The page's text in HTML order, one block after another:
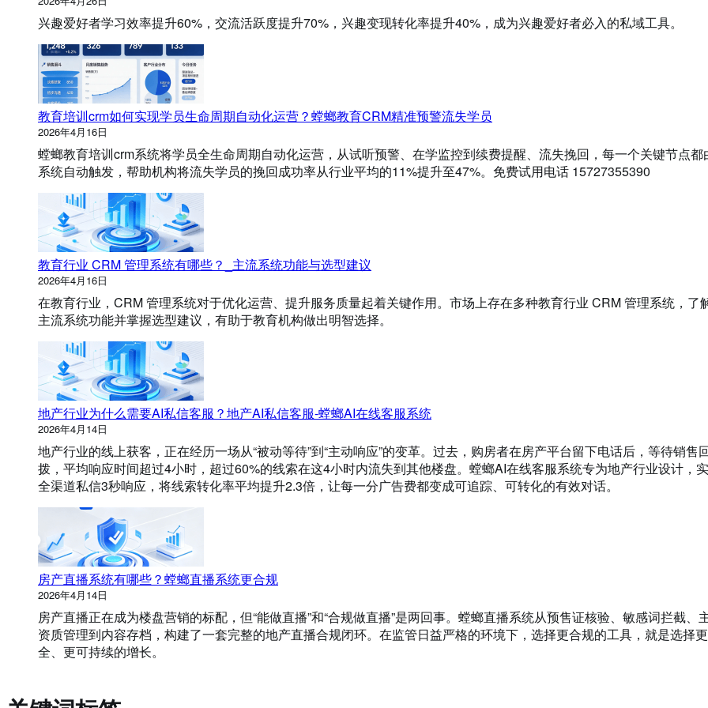
系
统
有
哪
些
功
？
兴趣爱好者学习效率提升60%，交流活跃度提升70%，兴趣变现转化率提升40%，成为兴趣爱好者必入的私域工具。
教育培训crm如何实现学员生命周期自动化运营？螳螂教育CRM精准预警流失学员
2026年4月16日
螳螂教育培训crm系统将学员全生命周期自动化运营，从试听预警、在学监控到续费提醒、流失挽回，每一个关键节点都
系统自动触发，帮助机构将流失学员的挽回成功率从行业平均的11%提升至47%。免费试用电话 15727355390
教育行业 CRM 管理系统有哪些？_主流系统功能与选型建议
2026年4月16日
在教育行业，CRM 管理系统对于优化运营、提升服务质量起着关键作用。市场上存在多种教育行业 CRM 管理系统，了
主流系统功能并掌握选型建议，有助于教育机构做出明智选择。
地产行业为什么需要AI私信客服？地产AI私信客服-螳螂AI在线客服系统
2026年4月14日
地产行业的线上获客，正在经历一场从“被动等待”到“主动响应”的变革。过去，购房者在房产平台留下电话后，等待销售
拨，平均响应时间超过4小时，超过60%的线索在这4小时内流失到其他楼盘。螳螂AI在线客服系统专为地产行业设计，
全渠道私信3秒响应，将线索转化率平均提升2.3倍，让每一分广告费都变成可追踪、可转化的有效对话。
房产直播系统有哪些？螳螂直播系统更合规
2026年4月14日
房产直播正在成为楼盘营销的标配，但“能做直播”和“合规做直播”是两回事。螳螂直播系统从预售证核验、敏感词拦截、
资质管理到内容存档，构建了一套完整的地产直播合规闭环。在监管日益严格的环境下，选择更合规的工具，就是选择
全、更可持续的增长。